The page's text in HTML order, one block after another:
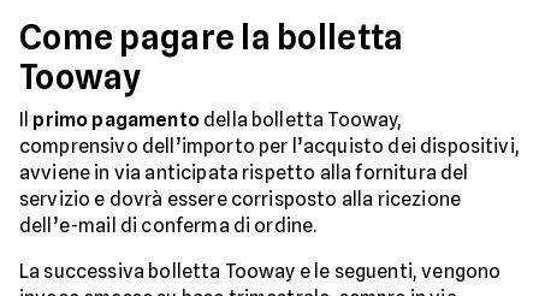
Come pagare la bolletta
Tooway
Il primo pagamentodella bolletta Tooway,
comprensivo dell’importo per l’acquisto dei dispositivi,
avviene in via anticipata rispetto alla fornitura del
servizio e dovrà essere corrisposto alla ricezione
dell’e-mail di conferma di ordine.
La successiva bolletta Tooway e le seguenti, vengono